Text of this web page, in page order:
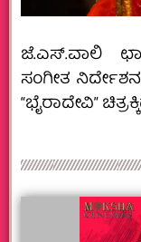
ಜೆ.ಎಸ್.ವಾಲಿ
ಸಂಗೀತ
“ಭೈರಾದೇವಿ”